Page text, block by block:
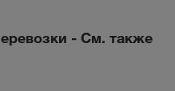
- См. также